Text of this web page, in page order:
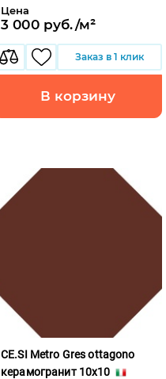
Цена
3 000 руб./м²
Заказ в 1 клик
В корзину
CE.SI Metro Gres ottagono
керамогранит 10x10